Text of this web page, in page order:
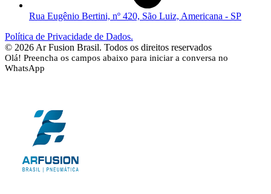
Rua Eugênio Bertini, nº 420, São Luiz, Americana - SP
Política de Privacidade de Dados.
© 2026 Ar Fusion Brasil. Todos os direitos reservados
Olá! Preencha os campos abaixo para iniciar a conversa no
WhatsApp